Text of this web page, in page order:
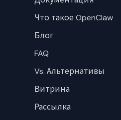
Что такое OpenClaw
Блог
FAQ
Vs. Альтернативы
Витрина
Рассылка